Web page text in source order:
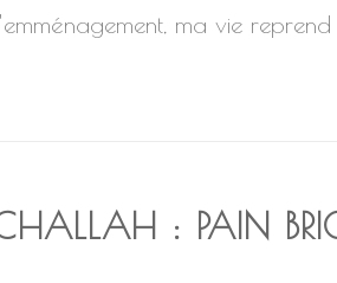
ma vie reprend
: PAIN